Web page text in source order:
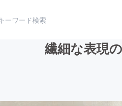
繊細な表現